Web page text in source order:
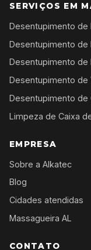
SERVIÇOS EM
Desentupimento de
Desentupimento de
Desentupimento de
Desentupimento de
Desentupimento de
Limpeza de Caixa
EMPRESA
Sobre a Alkatec
Blog
Cidades atendidas
Massagueira AL
CONTATO